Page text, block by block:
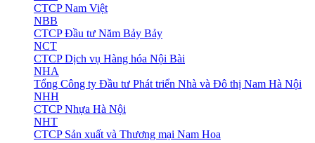
CTCP Nam Việt
NBB
CTCP Đầu tư Năm Bảy Bảy
NCT
CTCP Dịch vụ Hàng hóa Nội Bài
NHA
Tổng Công ty Đầu tư Phát triển Nhà và Đô thị Nam Hà Nội
NHH
CTCP Nhựa Hà Nội
NHT
CTCP Sản xuất và Thương mại Nam Hoa